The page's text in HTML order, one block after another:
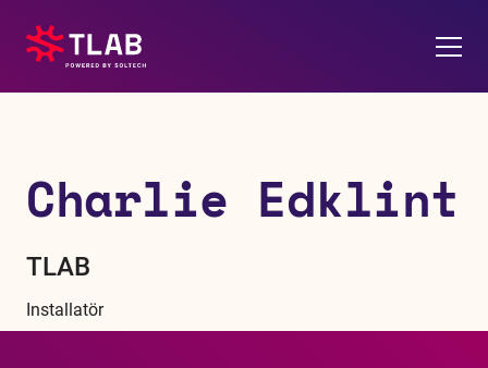
Kontakt
Våra tjänster
Charlie Edklint
TLAB
Installatör